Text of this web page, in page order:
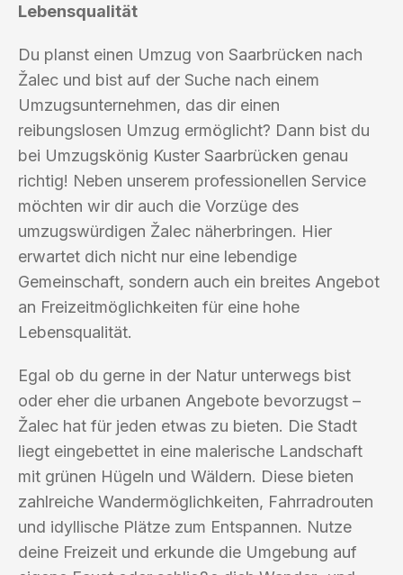
Lebensqualität
Du planst einen Umzug von Saarbrücken nach
Žalec und bist auf der Suche nach einem
Umzugsunternehmen, das dir einen
reibungslosen Umzug ermöglicht? Dann bist du
bei Umzugskönig Kuster Saarbrücken genau
richtig! Neben unserem professionellen Service
möchten wir dir auch die Vorzüge des
umzugswürdigen Žalec näherbringen. Hier
erwartet dich nicht nur eine lebendige
Gemeinschaft, sondern auch ein breites Angebot
an Freizeitmöglichkeiten für eine hohe
Lebensqualität.
Egal ob du gerne in der Natur unterwegs bist
oder eher die urbanen Angebote bevorzugst –
Žalec hat für jeden etwas zu bieten. Die Stadt
liegt eingebettet in eine malerische Landschaft
mit grünen Hügeln und Wäldern. Diese bieten
zahlreiche Wandermöglichkeiten, Fahrradrouten
und idyllische Plätze zum Entspannen. Nutze
deine Freizeit und erkunde die Umgebung auf